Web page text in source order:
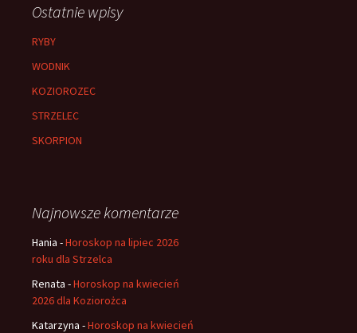
Ostatnie wpisy
RYBY
WODNIK
KOZIOROZEC
STRZELEC
SKORPION
Najnowsze komentarze
Hania -Horoskop na lipiec 2026
roku dla Strzelca
Renata -Horoskop na kwiecień
2026 dla Koziorożca
Katarzyna -Horoskop na kwiecień